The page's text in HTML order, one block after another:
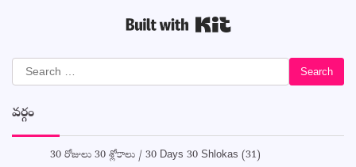
Search
for:
వర్గం
30 రోజులు 30 శ్లోకాలు / 30 Days 30 Shlokas (31)